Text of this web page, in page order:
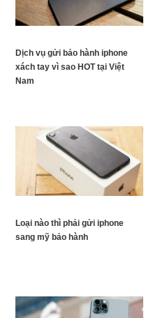
Dịch vụ gửi bảo hành iphone
xách tay vì sao HOT tại Việt
Nam
Loại nào thì phải gửi iphone
sang mỹ bảo hành